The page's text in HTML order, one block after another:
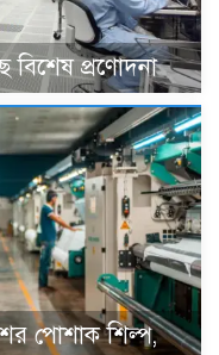
বিশেষ প্রণোদনা
পোশাক শিল্প,